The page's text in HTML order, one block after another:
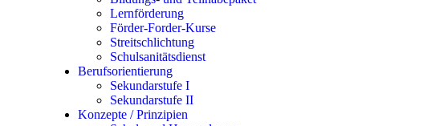
Lernförderung
Förder-Forder-Kurse
Streitschlichtung
Schulsanitätsdienst
Berufsorientierung
Sekundarstufe I
Sekundarstufe II
Konzepte / Prinzipien